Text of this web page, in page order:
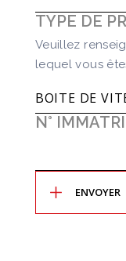
TYPE DE
Veuillez
lequel vous
N°